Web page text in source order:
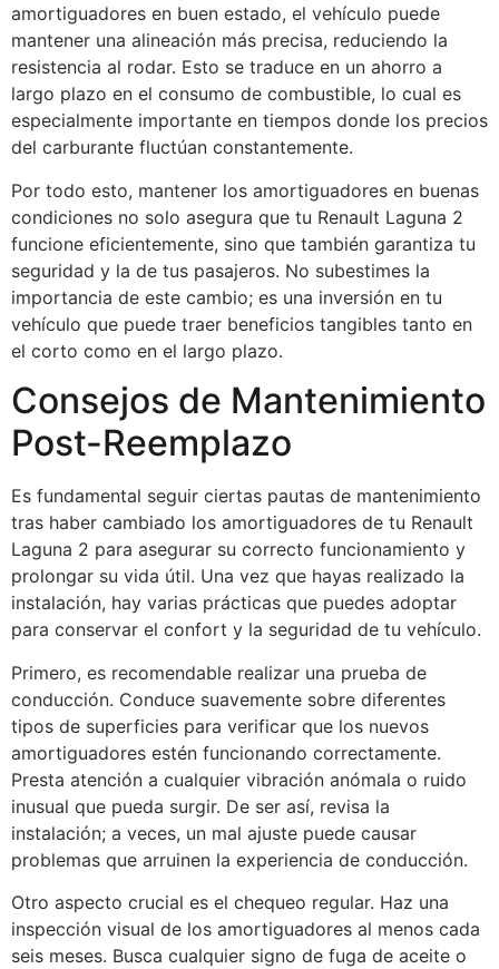
amortiguadores en buen estado, el vehículo puede
mantener una alineación más precisa, reduciendo la
resistencia al rodar. Esto se traduce en un ahorro a
largo plazo en el consumo de combustible, lo cual es
especialmente importante en tiempos donde los precios
del carburante fluctúan constantemente.
Por todo esto, mantener los amortiguadores en buenas
condiciones no solo asegura que tu Renault Laguna 2
funcione eficientemente, sino que también garantiza tu
seguridad y la de tus pasajeros. No subestimes la
importancia de este cambio; es una inversión en tu
vehículo que puede traer beneficios tangibles tanto en
el corto como en el largo plazo.
Consejos de Mantenimiento
Post-Reemplazo
Es fundamental seguir ciertas pautas de mantenimiento
tras haber cambiado los amortiguadores de tu Renault
Laguna 2 para asegurar su correcto funcionamiento y
prolongar su vida útil. Una vez que hayas realizado la
instalación, hay varias prácticas que puedes adoptar
para conservar el confort y la seguridad de tu vehículo.
Primero, es recomendable realizar una prueba de
conducción. Conduce suavemente sobre diferentes
tipos de superficies para verificar que los nuevos
amortiguadores estén funcionando correctamente.
Presta atención a cualquier vibración anómala o ruido
inusual que pueda surgir. De ser así, revisa la
instalación; a veces, un mal ajuste puede causar
problemas que arruinen la experiencia de conducción.
Otro aspecto crucial es el chequeo regular. Haz una
inspección visual de los amortiguadores al menos cada
seis meses. Busca cualquier signo de fuga de aceite o